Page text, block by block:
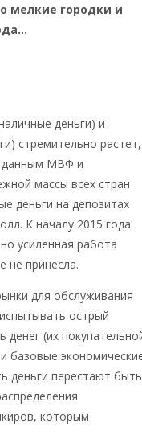
мелкие городки и
деньги) и
стремительно растет,
данным МВФ и
массы всех стран
деньги на депозитах
К началу 2015 года
усиленная работа
не принесла.
для обслуживания
острый
(их
базовые
деньги перестают быть
которым